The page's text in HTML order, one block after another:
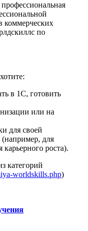
коммерческих
по
в 1С, готовить
или на
для своей
(например, для
роста).
категорий
worldskills.php)